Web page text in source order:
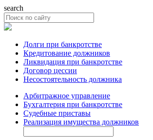
search
Долги при банкротстве
Кредитование должников
Ликвидация при банкротстве
Договор цессии
Несостоятельность должника
Арбитражное управление
Бухгалтерия при банкротстве
Судебные приставы
Реализация имущества должников